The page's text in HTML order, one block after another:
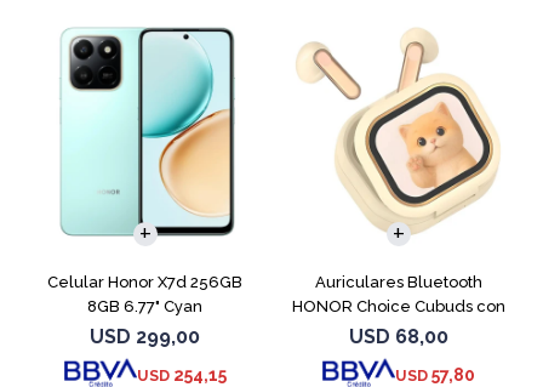
Celular Honor X7d 256GB
8GB 6.77" Cyan
USD 299,00
USD 254,15
COMPARAR
Auriculares Bluetooth
HONOR Choice Cubuds con
Pantalla Beige
USD 68,00
USD 57,80